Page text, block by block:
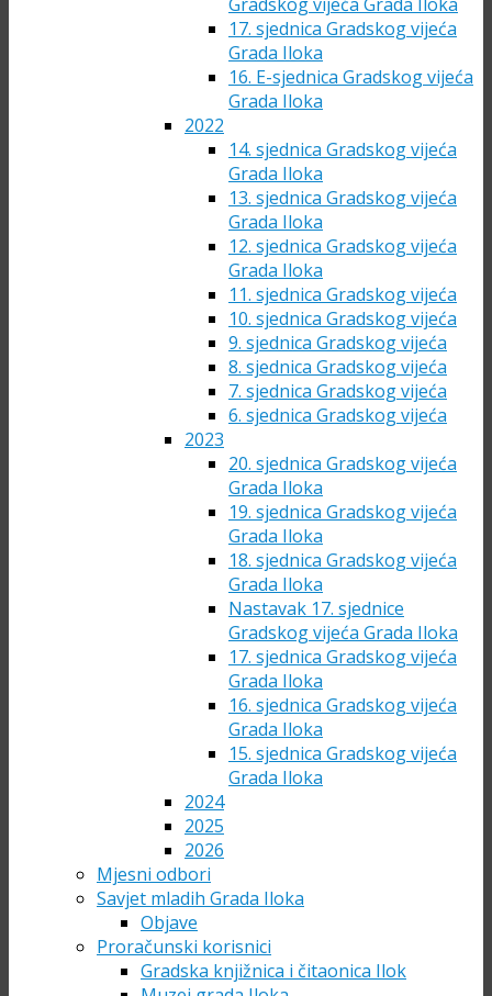
17. sjednica Gradskog vijeća
Grada Iloka
16. E-sjednica Gradskog vijeća
Grada Iloka
2022
14. sjednica Gradskog vijeća
Grada Iloka
13. sjednica Gradskog vijeća
Grada Iloka
12. sjednica Gradskog vijeća
Grada Iloka
11. sjednica Gradskog vijeća
10. sjednica Gradskog vijeća
9. sjednica Gradskog vijeća
8. sjednica Gradskog vijeća
7. sjednica Gradskog vijeća
6. sjednica Gradskog vijeća
2023
20. sjednica Gradskog vijeća
Grada Iloka
19. sjednica Gradskog vijeća
Grada Iloka
18. sjednica Gradskog vijeća
Grada Iloka
Nastavak 17. sjednice
Gradskog vijeća Grada Iloka
17. sjednica Gradskog vijeća
Grada Iloka
16. sjednica Gradskog vijeća
Grada Iloka
15. sjednica Gradskog vijeća
Grada Iloka
2024
2025
2026
Mjesni odbori
Savjet mladih Grada Iloka
Objave
Proračunski korisnici
Gradska knjižnica i čitaonica Ilok